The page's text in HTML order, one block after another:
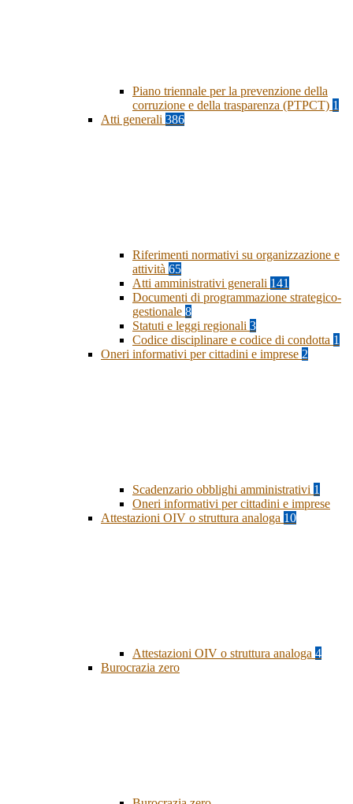
Piano triennale per la prevenzione della
corruzione e della trasparenza (PTPCT) 1
Atti generali 386
Riferimenti normativi su organizzazione e
attività 65
Atti amministrativi generali 141
Documenti di programmazione strategico-
gestionale 8
Statuti e leggi regionali 3
Codice disciplinare e codice di condotta 1
Oneri informativi per cittadini e imprese 2
Scadenzario obblighi amministrativi 1
Oneri informativi per cittadini e imprese
Attestazioni OIV o struttura analoga 10
Attestazioni OIV o struttura analoga 4
Burocrazia zero